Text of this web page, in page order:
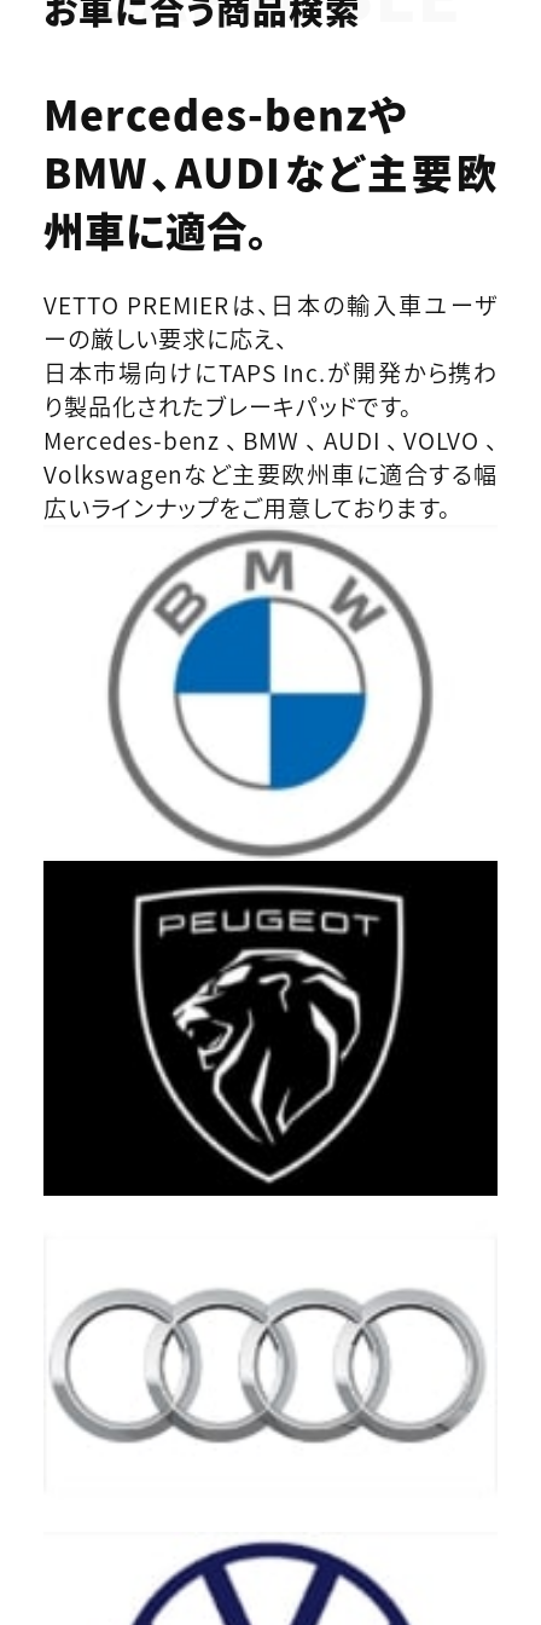
Mercedes-benzや
BMW、AUDIなど主要欧
州車に適合。
VETTO PREMIERは、日本の輸入車ユーザ
ーの厳しい要求に応え、
日本市場向けにTAPS Inc.が開発から携わ
り製品化されたブレーキパッドです。
Mercedes-benz、BMW、AUDI、VOLVO、
Volkswagenなど主要欧州車に適合する幅
広いラインナップをご用意しております。